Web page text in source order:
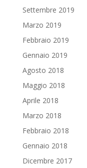
Settembre 2019
Marzo 2019
Febbraio 2019
Gennaio 2019
Agosto 2018
Maggio 2018
Aprile 2018
Marzo 2018
Febbraio 2018
Gennaio 2018
Dicembre 2017